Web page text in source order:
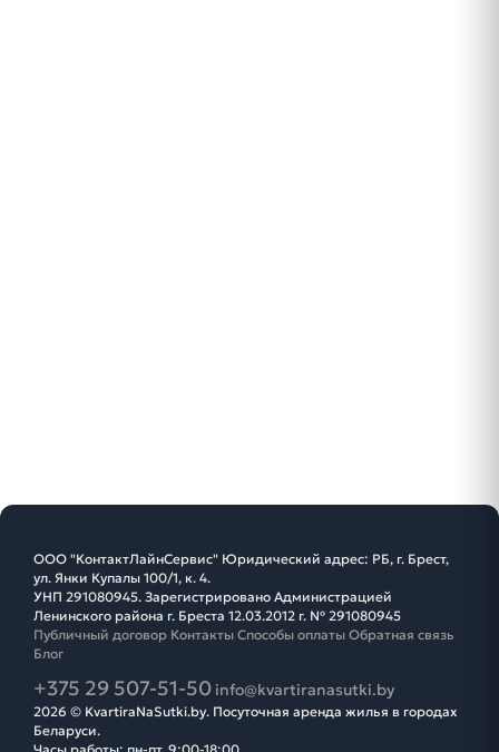
ООО "КонтактЛайнСервис" Юридический адрес: РБ, г. Брест,
ул. Янки Купалы 100/1, к. 4.
УНП 291080945. Зарегистрировано Администрацией
Ленинского района г. Бреста 12.03.2012 г. № 291080945
Публичный договор Контакты Способы оплаты Обратная связь
Блог
+375 29 507-51-50 info@kvartiranasutki.by
2026 © KvartiraNaSutki.by. Посуточная аренда жилья в городах
Беларуси.